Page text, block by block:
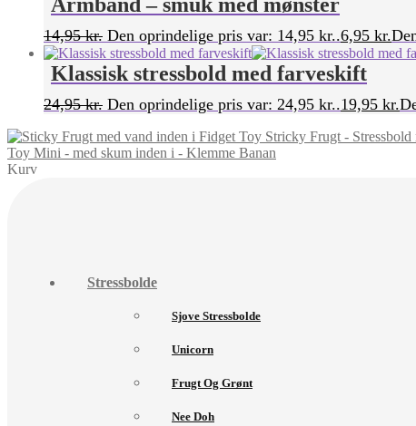
14,95kr. Den oprindelige pris var: 14,95 kr..6,95 kr.
Klassisk stressbold med farveskift
24,95kr. Den oprindelige pris var: 24,95 kr..19,95 kr.
Stricky Frugt -
Toy Mini - med skum inden i - Klemme Banan
Kurv
Stressbolde
Sjove Stressbolde
Unicorn
Frugt Og Grønt
Nee Doh